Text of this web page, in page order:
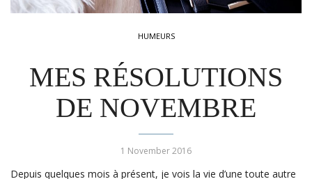
HUMEURS
MES RÉSOLUTIONS
DE NOVEMBRE
1 November 2016
Depuis quelques mois à présent, je vois la vie d’une toute autre